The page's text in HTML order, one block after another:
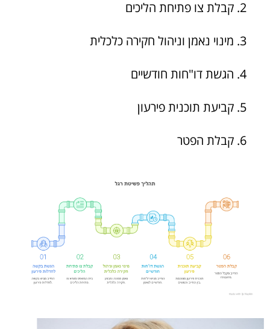
קבלת צו פתיחת הליכים
מינוי נאמן וניהול חקירה כלכלית
הגשת דו"חות חודשיים
קביעת תוכנית פירעון
קבלת הפטר